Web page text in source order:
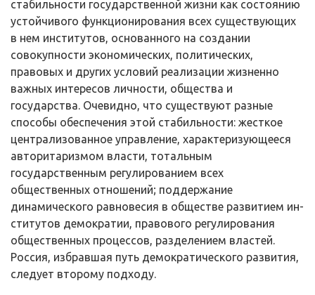
стабильности государственной жизни как состоянию
устойчивого функцио­нирования всех существующих
в нем институтов, основанного на создании
совокупности экономических, политических,
правовых и других условий реализации жизненно
важных интересов личности, общества и
государства. Очевидно, что существуют разные
способы обеспечения этой стабильности: жесткое
централизованное управление, характеризующееся
авторитаризмом власти, тотальным
государственным регулированием всех
общественных от­ношений; поддержание
динамического равновесия в обществе развитием ин­
ститутов демократии, правового регулирования
общественных процессов, разделением властей.
Россия, избравшая путь демократического развития,
следует второму подходу.